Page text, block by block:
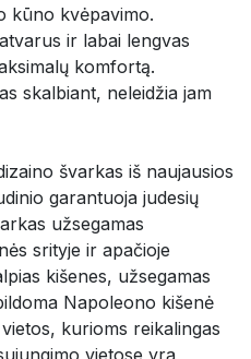
kūno kvėpavimo.
ir labai lengvas
komfortą.
skalbiant, neleidžia jam
švarkas iš naujausios
garantuoja judesių
užsegamas
srityje ir apačioje
kišenes, užsegamas
Napoleono kišenė
kurioms reikalingas
vietose yra